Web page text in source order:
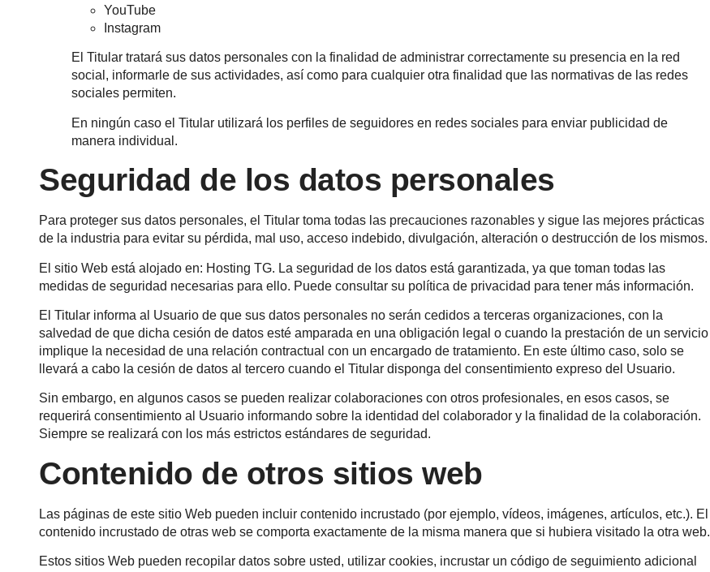
YouTube
Instagram
El Titular tratará sus datos personales con la finalidad de administrar correctamente su presencia en la red
social, informarle de sus actividades, así como para cualquier otra finalidad que las normativas de las redes
sociales permiten.
En ningún caso el Titular utilizará los perfiles de seguidores en redes sociales para enviar publicidad de
manera individual.
Seguridad de los datos personales
Para proteger sus datos personales, el Titular toma todas las precauciones razonables y sigue las mejores prácticas
de la industria para evitar su pérdida, mal uso, acceso indebido, divulgación, alteración o destrucción de los mismos.
El sitio Web está alojado en: Hosting TG. La seguridad de los datos está garantizada, ya que toman todas las
medidas de seguridad necesarias para ello. Puede consultar su política de privacidad para tener más información.
El Titular informa al Usuario de que sus datos personales no serán cedidos a terceras organizaciones, con la
salvedad de que dicha cesión de datos esté amparada en una obligación legal o cuando la prestación de un servicio
implique la necesidad de una relación contractual con un encargado de tratamiento. En este último caso, solo se
llevará a cabo la cesión de datos al tercero cuando el Titular disponga del consentimiento expreso del Usuario.
Sin embargo, en algunos casos se pueden realizar colaboraciones con otros profesionales, en esos casos, se
requerirá consentimiento al Usuario informando sobre la identidad del colaborador y la finalidad de la colaboración.
Siempre se realizará con los más estrictos estándares de seguridad.
Contenido de otros sitios web
Las páginas de este sitio Web pueden incluir contenido incrustado (por ejemplo, vídeos, imágenes, artículos, etc.). El
contenido incrustado de otras web se comporta exactamente de la misma manera que si hubiera visitado la otra web.
Estos sitios Web pueden recopilar datos sobre usted, utilizar cookies, incrustar un código de seguimiento adicional